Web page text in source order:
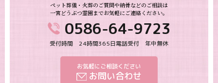
ペット葬儀・火葬のご質問や納骨などのご相談は
一宮どうぶつ霊園までお気軽にご連絡ください。
0586-64-9723
受付時間 24時間365日電話受付 年中無休
お気軽にご相談ください
お問い合わせ